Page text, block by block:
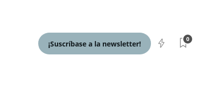
¡Suscríbase a la newsletter!
0